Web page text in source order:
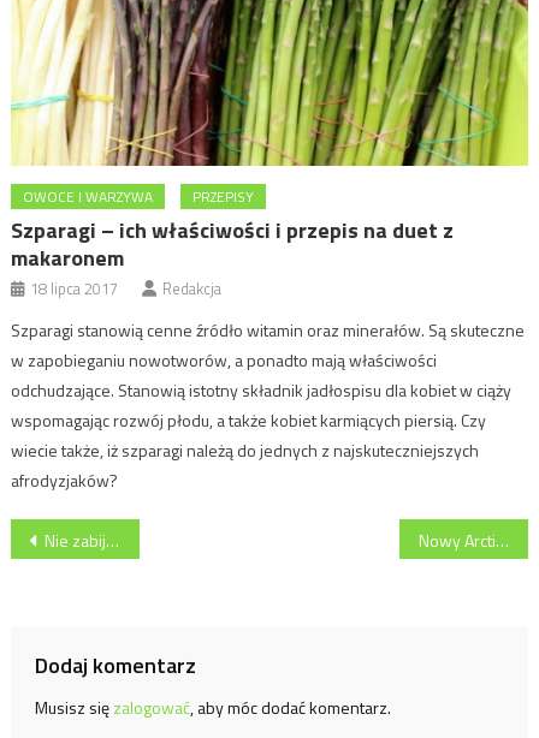
OWOCE I WARZYWA PRZEPISY
Szparagi – ich właściwości i przepis na duet z
makaronem
18 lipca 2017 Redakcja
Szparagi stanowią cenne źródło witamin oraz minerałów. Są skuteczne
w zapobieganiu nowotworów, a ponadto mają właściwości
odchudzające. Stanowią istotny składnik jadłospisu dla kobiet w ciąży
wspomagając rozwój płodu, a także kobiet karmiących piersią. Czy
wiecie także, iż szparagi należą do jednych z najskuteczniejszych
afrodyzjaków?
Nawigacja
Nie zabijaj witamin! Startuje kampania Jana Niezbędnego Nowy Arctic
Dodaj komentarz
Musisz sięzalogować, aby móc dodać komentarz.